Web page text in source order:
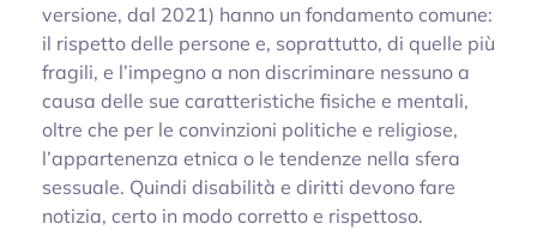
versione, dal 2021) hanno un fondamento comune:
il rispetto delle persone e, soprattutto, di quelle più
fragili, e l’impegno a non discriminare nessuno a
causa delle sue caratteristiche fisiche e mentali,
oltre che per le convinzioni politiche e religiose,
l’appartenenza etnica o le tendenze nella sfera
sessuale. Quindi disabilità e diritti devono fare
notizia, certo in modo corretto e rispettoso.